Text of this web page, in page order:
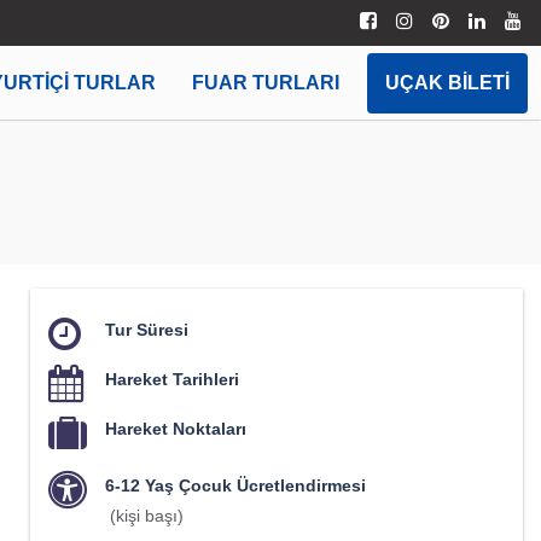
TURLAR FUAR TURLARI UÇAK BILETI
Tur Süresi
Hareket Tarihleri
Hareket Noktaları
6-12 Yaş Çocuk Ücretlendirmesi
(kişi başı)